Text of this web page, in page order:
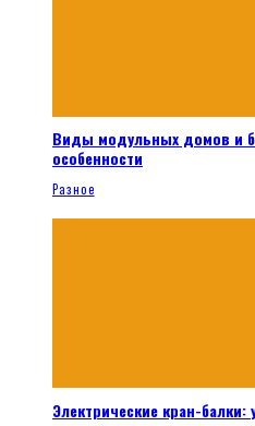
Виды модульных домов и
особенности
Разное
Электрические кран-